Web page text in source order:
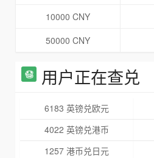
10000 CNY
50000 CNY
用户正在查兑
6183 英镑兑欧元
4022 英镑兑港币
1257 港币兑日元